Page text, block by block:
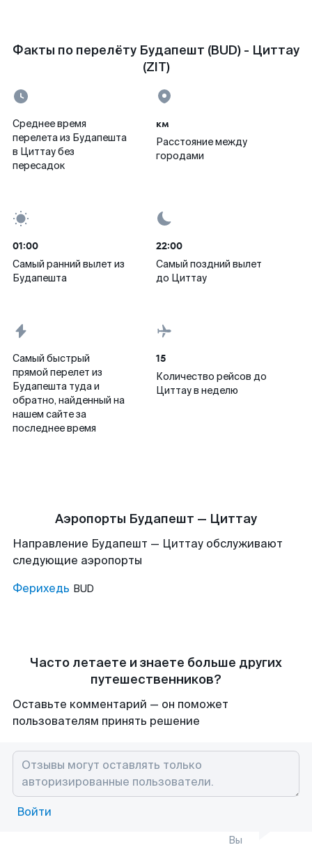
Факты по перелёту Будапешт (BUD) - Циттау
(ZIT)
Среднее время
перелета из Будапешта
в Циттау без
пересадок
км
Расстояние между
городами
01:00
Самый ранний вылет из
Будапешта
22:00
Самый поздний вылет
до Циттау
Самый быстрый
прямой перелет из
Будапешта туда и
обратно, найденный на
нашем сайте за
последнее время
15
Количество рейсов до
Циттау в неделю
Аэропорты Будапешт — Циттау
Направление Будапешт — Циттау обслуживают
следующие аэропорты
Ферихедь BUD
Часто летаете и знаете больше других
путешественников?
Оставьте комментарий — он поможет
пользователям принять решение
Войти
Вы